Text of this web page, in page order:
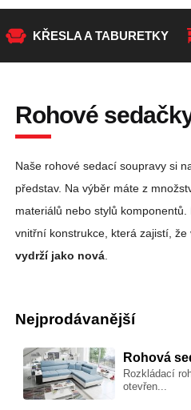
KŘESLA A TABURETKY
Rohové
Naše rohové sedací soupravy si
představ. Na výběr máte z
materiálů nebo stylů
vnitřní konstrukce, která zajistí, že
vydrží jako nová.
Nejprodávanější
Rohová
Rozkládací
otevřen...